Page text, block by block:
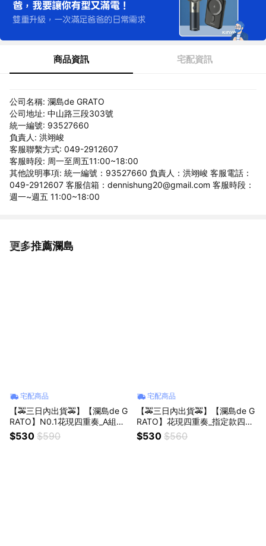
商品資訊 宅配資訊
公司名稱: 瀾島de GRATO
公司地址: 中山路三段303號
統一編號: 93527660
負責人: 洪翊峻
客服聯繫方式: 049-2912607
客服時段: 周一至周五11:00~18:00
其他說明事項: 統一編號：93527660 負責人：洪翊峻 客服電話：
049-2912607 客服信箱：dennishung20@gmail.com 客服時段：
週一~週五 11:00~18:00
更多推薦瀾島
看更多
宅配商品
【🚕三日內出貨🚕】【瀾島de G
RATO】N0.1花現四重奏_A組經
典四入綜合塔(檸檬/百香果/草莓/
抹茶)
$530 $590
宅配商品
【🚕三日內出貨🚕】【瀾島de G
RATO】花現四重奏_指定款四入
花型綜合塔（檸檬/草莓/抹茶/巧
克力)
$530 $560